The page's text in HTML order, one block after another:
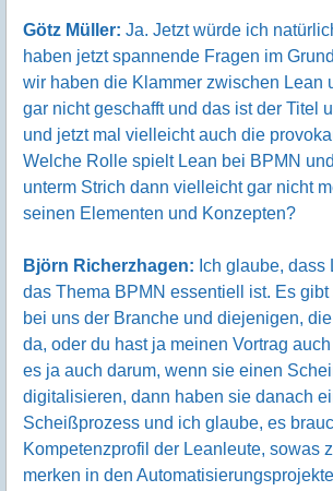
Götz Müller: Ja. Jetzt würde ich
haben jetzt spannende Fragen im
wir haben die Klammer zwischen Lean
gar nicht geschafft und das ist der Titel
und jetzt mal vielleicht auch die
Welche Rolle spielt Lean bei BPMN
unterm Strich dann vielleicht gar nicht
seinen Elementen und Konzepten?
Björn Richerzhagen: Ich glaube, dass
das Thema BPMN essentiell ist. Es
bei uns der Branche und diejenigen,
da, oder du hast ja meinen Vortrag
es ja auch darum, wenn sie einen
digitalisieren, dann haben sie danach
Scheißprozess und ich glaube, es
Kompetenzprofil der Leanleute, sowas
merken in den